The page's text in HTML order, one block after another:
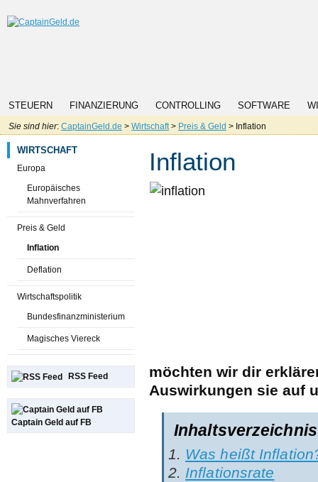
STEUERN FINANZIERUNG CONTROLLING SOFTWARE
Sie sind hier: CaptainGeld.de > Wirtschaft> Preis & Geld > Inflation
WIRTSCHAFT
Europa
Europäisches
Mahnverfahren
Preis & Geld
Inflation
Deflation
Wirtschaftspolitik
Bundesfinanzministerium
Magisches Viereck
RSS Feed
Captain Geld auf FB
Inflation
möchten wir dir
Auswirkungen sie auf
Inhaltsverzeichnis
Was heißt
Inflationsrate